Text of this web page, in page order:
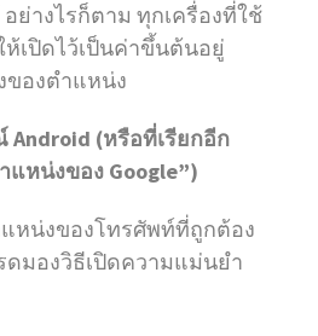
ย่างไรก็ตาม ทุกเครื่องที่ใช้
ห้เปิดไว้เป็นค่าขึ้นต้นอยู่
ของตำแหน่ง
(หรือที่เรียกอีก
แหน่งของ Google”)
หน่งของโทรศัพท์ที่ถูกต้อง
มองวิธีเปิดความแม่นยำ